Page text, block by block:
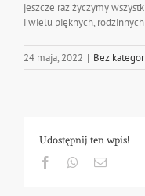
jeszcze raz życzymy
i wielu pięknych,
24 maja, 2022 | Bez
Udostępnij ten wpis!
FacebookWhatsapp
Email